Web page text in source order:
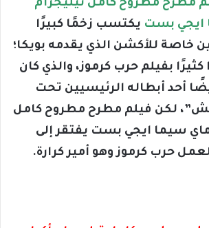
مطرح مطروح كامل تيليجرام
ايجي بست يكتسب زخمًا كبيرًا
خاصة للأكشن الذي يقدمه بويكا؛
بفيلم حرب كرموز، والذي كان
أحد أبطاله الرئيسيين تحت
لكن فيلم مطرح مطروح كامل
ماي سيما ايجي بست يفتقر إلى
حرب كرموز وهو أمير كرارة.